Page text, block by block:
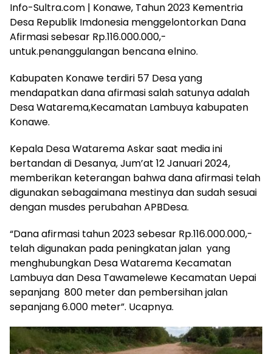
Info-Sultra.com | Konawe, Tahun 2023 Kementria
Desa Republik Imdonesia menggelontorkan Dana
Afirmasi sebesar Rp.116.000.000,-
untuk.penanggulangan bencana elnino.
Kabupaten Konawe terdiri 57 Desa yang
mendapatkan dana afirmasi salah satunya adalah
Desa Watarema,Kecamatan Lambuya kabupaten
Konawe.
Kepala Desa Watarema Askar saat media ini
bertandan di Desanya, Jum’at 12 Januari 2024,
memberikan keterangan bahwa dana afirmasi telah
digunakan sebagaimana mestinya dan sudah sesuai
dengan musdes perubahan APBDesa.
“Dana afirmasi tahun 2023 sebesar Rp.116.000.000,-
telah digunakan pada peningkatan jalan yang
menghubungkan Desa Watarema Kecamatan
Lambuya dan Desa Tawamelewe Kecamatan Uepai
sepanjang 800 meter dan pembersihan jalan
sepanjang 6.000 meter”. Ucapnya.